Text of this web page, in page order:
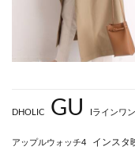
DHOLIC GU Iラインワ
アップルウォッチ4 インスタ